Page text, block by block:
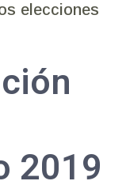
elecciones
2019